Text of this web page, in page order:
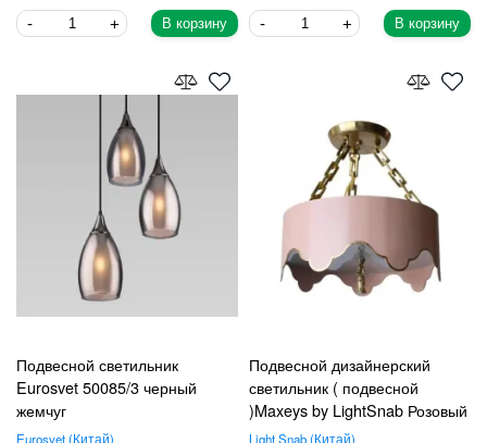
В корзину В корзину
Подвесной светильник
Eurosvet 50085/3 черный
жемчуг
Eurosvet Китай
Подвесной дизайнерский
светильник ( подвесной
)Maxeys by LightSnab Розовый
Light Snab Китай